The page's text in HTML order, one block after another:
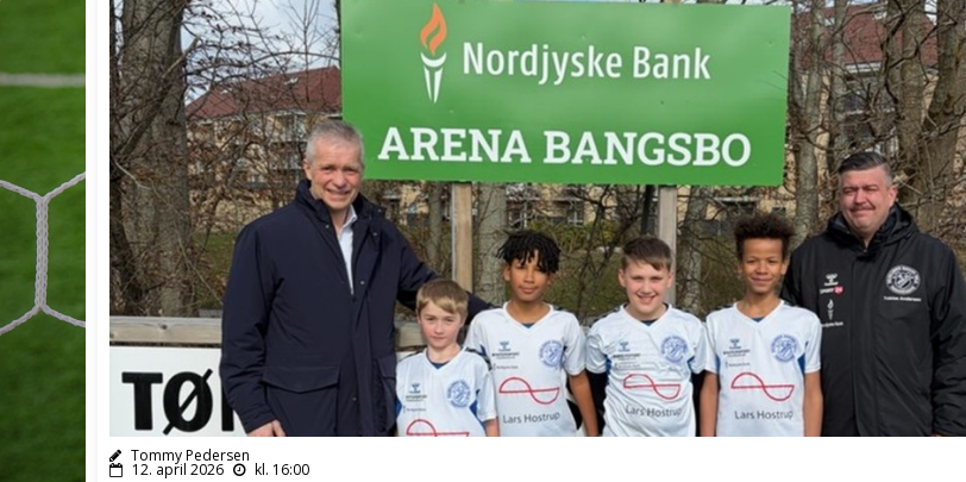
Tommy Pedersen
12. april 2026 kl. 16:00